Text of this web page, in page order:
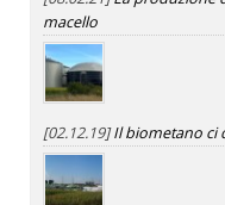
macello
[02.12.19]Il biometano ci